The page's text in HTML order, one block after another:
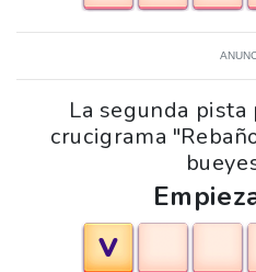
La segunda
crucigrama
V